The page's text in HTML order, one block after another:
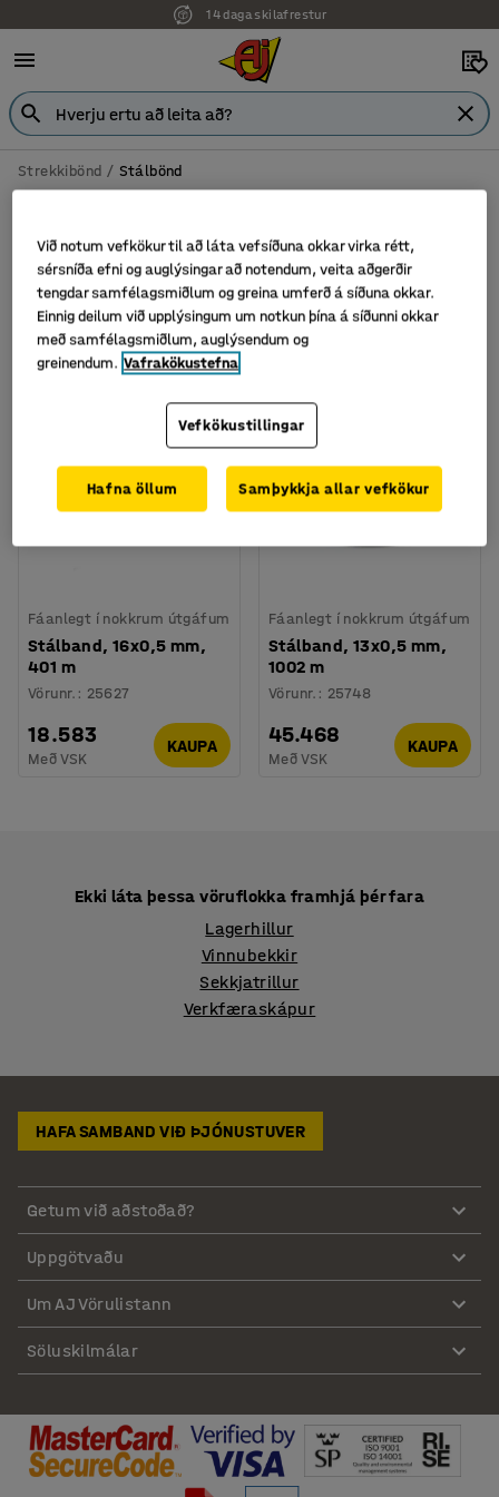
14 daga skilafrestur
Strekkibönd Stálbönd
Sía Flokka
2 vörur
Fáanlegt í nokkrum útgáfum
Stálband, 16x0,5 mm,
401 m
Vörunr. : 25627
18.583
Með VSK
KAUPA
Fáanlegt í nokkrum útgáfum
Stálband, 13x0,5 mm,
1002 m
Vörunr. : 25748
45.468
Með VSK
KAUPA
Ekki láta þessa vöruflokka framhjá þér fara
Lagerhillur
Vinnubekkir
Sekkjatrillur
Verkfæraskápur
HAFA SAMBAND VIÐ ÞJÓNUSTUVER
Getum við aðstoðað?
Uppgötvaðu
Um AJ Vörulistann
Söluskilmálar
Við notum vefkökur til að láta vefsíðuna okkar virka rétt,
sérsníða efni og auglýsingar að notendum, veita aðgerðir
tengdar samfélagsmiðlum og greina umferð á síðuna okkar.
Einnig deilum við upplýsingum um notkun þína á síðunni okkar
með samfélagsmiðlum, auglýsendum og
greinendum. Vafrakökustefna
Vefkökustillingar
Hafna öllum Samþykkja allar vefkökur